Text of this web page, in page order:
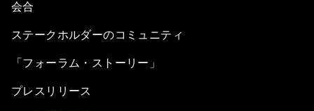
会合
ステークホルダーのコミュニティ
「フォーラム・ストーリー」
プレスリリース